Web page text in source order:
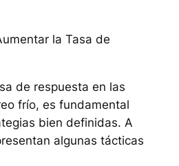
la Tasa de
de respuesta en las
frío, es fundamental
bien definidas. A
algunas tácticas